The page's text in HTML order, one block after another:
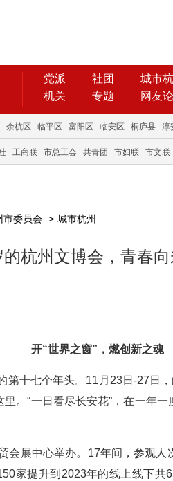
党派 社团
城市
机关
专题 网友
余杭区 临平区 富阳区 临安区 桐庐县 淳
工商联 市总工会 共青团 市妇联 市文联
市委员会 > 城市杭州
的杭州文博会，青春
开“世界之窗”，燃创新之魂
十七个年头。11月23日-27日
。“一日看尽长安花”，在一年
会展中心举办。17年间，参观
家提升到2023年的线上线下